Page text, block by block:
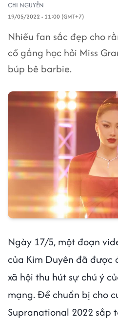
CHI NGUYỄN
19/05/2022 - 11:00 (GMT+7)
Nhiều fan sắc đẹp cho
cố gắng học hỏi Miss
búp bê barbie.
Ngày 17/5, một đoạn
của Kim Duyên đã
xã hội thu hút sự chú ý
mạng. Để chuẩn bị cho
Supranational 2022 sắp